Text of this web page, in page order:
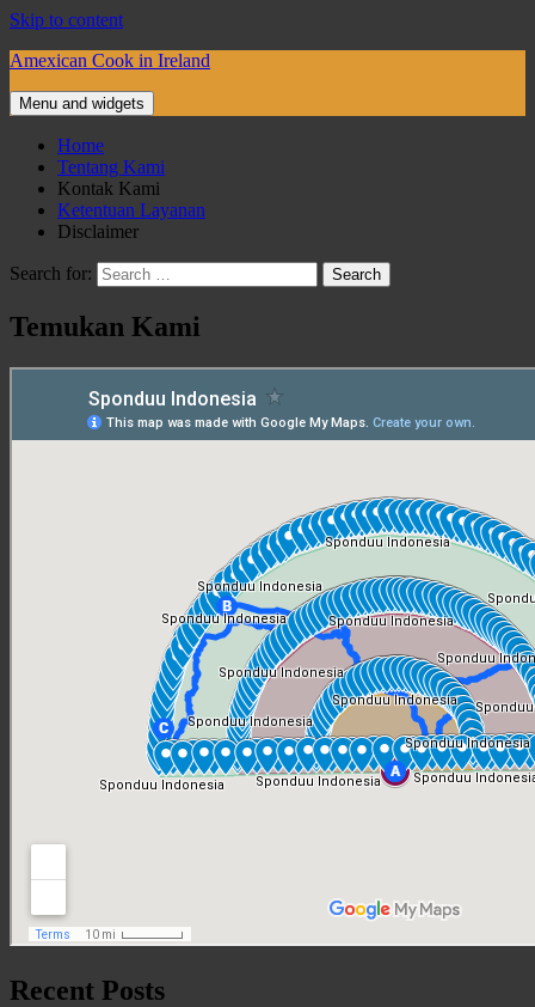
Skip to content
Amexican Cook in Ireland
Menu and widgets
Home
Tentang Kami
Kontak Kami
Ketentuan Layanan
Disclaimer
Search for:
Temukan Kami
Recent Posts